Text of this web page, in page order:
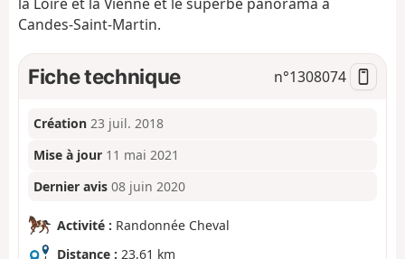
Candes-Saint-Martin.
Fiche technique n°1308074
Création 23 juil. 2018
Mise à jour 11 mai 2021
Dernier avis 08 juin 2020
Activité : Randonnée Cheval
Distance : 23,61 km